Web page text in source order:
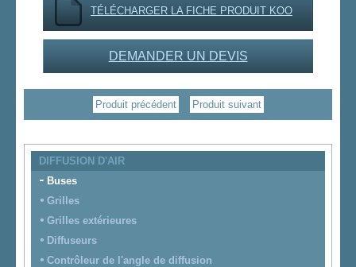
TÉLÉCHARGER LA FICHE PRODUIT KOO
DEMANDER UN DEVIS
Produit précédent Produit suivant
DIFFUSION D'AIR
Buses
Grilles
Grilles extérieures
Diffuseurs
Contrôleur de l'angle de diffusion